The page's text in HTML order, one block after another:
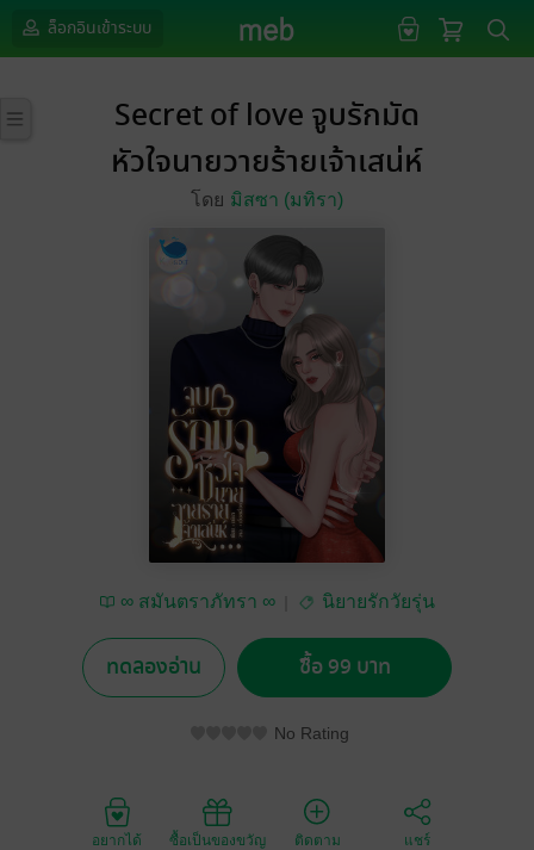
ล็อกอินเข้าระบบ
Secret of love จูบรักมัด
หัวใจนายวายร้ายเจ้าเสน่ห์
โดย มิสซา (มทิรา)
∞ สมันตราภัทรา ∞ นิยายรักวัยรุ่น
ทดลองอ่าน ซื้อ 99 บาท
No Rating
อยากได้ ซื้อเป็นของขวัญ ติดตาม แชร์